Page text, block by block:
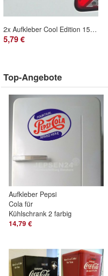
2x Aufkleber Cool Edition 15cm S28 Farbwunsch für Auto Rad Möbel Coca Cola Style
5,79 €
Top-Angebote
Aufkleber Pepsi
Cola für
Kühlschrank 2 farbig
30x21cm blau rot
14,79 €